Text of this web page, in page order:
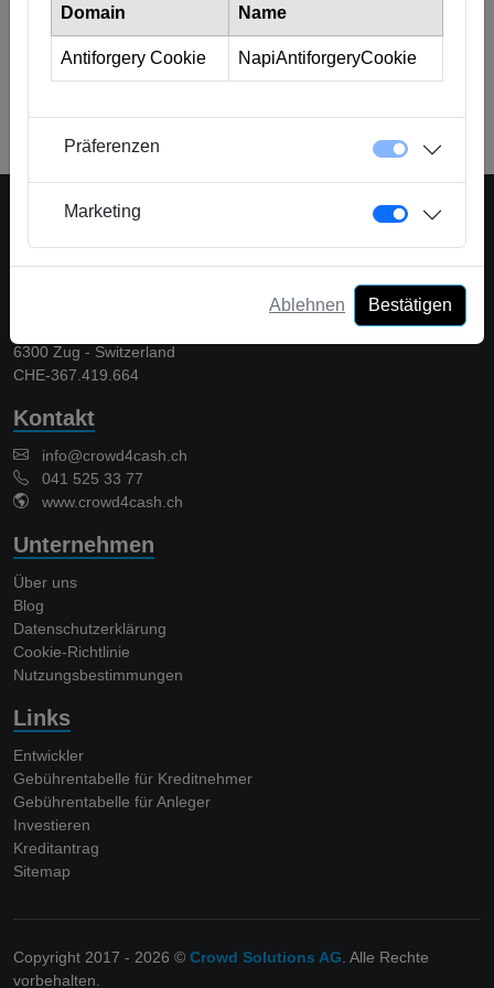
6300 Zug - Switzerland
CHE-367.419.664
Kontakt
info@crowd4cash.ch
041 525 33 77
www.crowd4cash.ch
Unternehmen
Über uns
Blog
Datenschutzerklärung
Cookie-Richtlinie
Nutzungsbestimmungen
Links
Entwickler
Gebührentabelle für Kreditnehmer
Gebührentabelle für Anleger
Investieren
Kreditantrag
Sitemap
Copyright 2017 - 2026 © Crowd Solutions AG . Alle Rechte
vorbehalten.
Domain Name
Antiforgery Cookie NapiAntiforgeryCookie
Präferenzen
Marketing
Ablehnen Bestätigen